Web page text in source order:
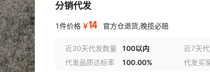
分销代发
1件价格 ￥14 官方仓退货,晚揽必赔
近30天代发数量 100以内 近7天
代发品质达标率
100.00% 代发买